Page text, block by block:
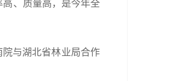
、质量高，是今年全
院与湖北省林业局合作